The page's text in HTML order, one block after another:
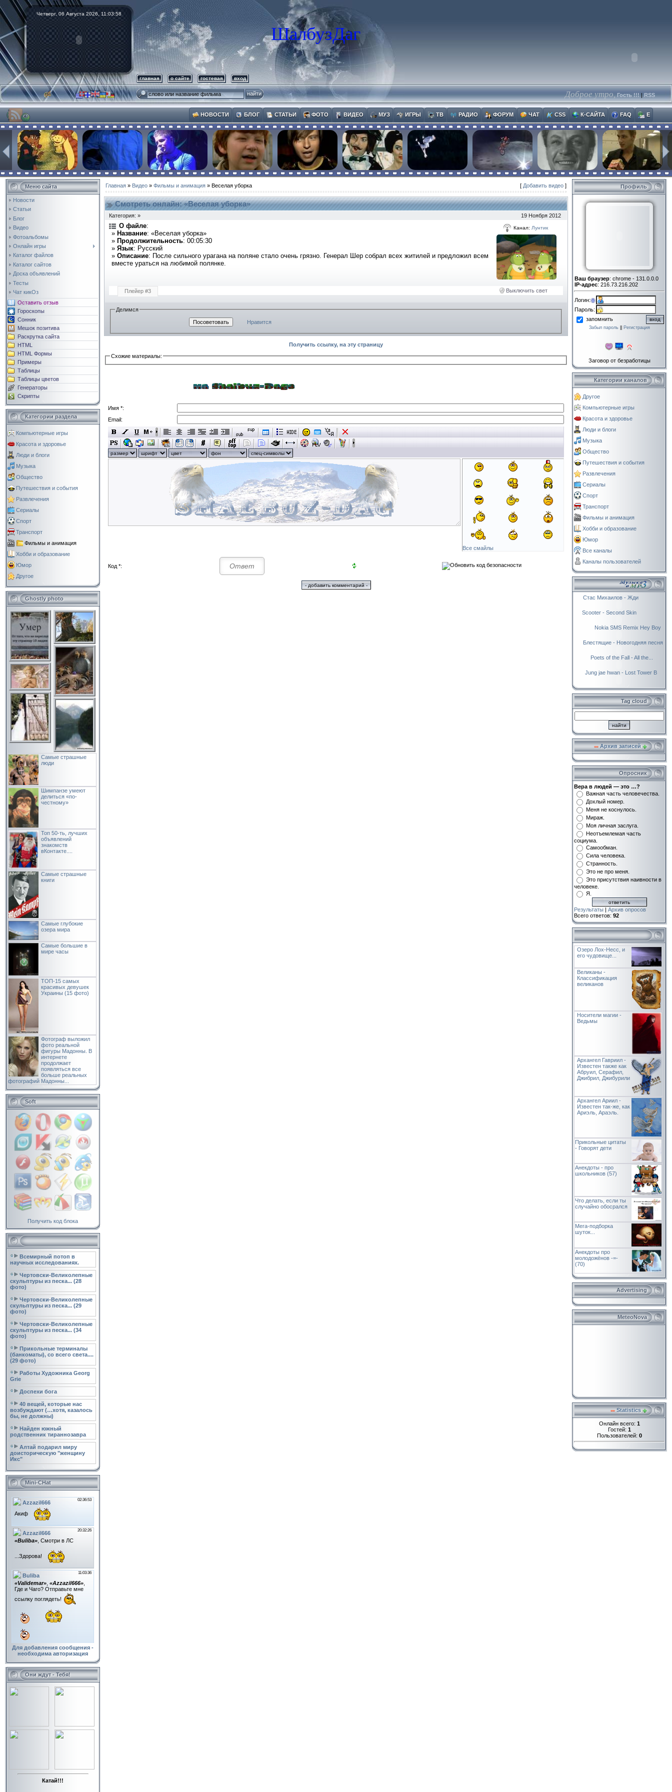
Четверг, 06 Августа 2026, 11:03:59
ШалбузДаг
главная о сайте гостевая вход
Доброе утро, Гость !!! | RSS
НОВОСТИ БЛОГ СТАТЬИ ФОТО ВИДЕО МУЗ ИГРЫ ТВ РАДИО ФОРУМ ЧАТ CSS К-САЙТА FAQ E
Меню сайта
Новости
Статьи
Блог
Видео
Фотоальбомы
Онлайн игры
Каталог файлов
Каталог сайтов
Доска объявлений
Тесты
Чат кикОз
Оставить отзыв
Гороскопы
Сонник
Мешок позитива
Раскрутка сайта
HTML
HTML Формы
Примеры
Таблицы
Таблицы цветов
Генераторы
Скрипты
Категории раздела
Компьютерные игры
Красота и здоровье
Люди и блоги
Музыка
Общество
Путешествия и события
Развлечения
Сериалы
Спорт
Транспорт
Фильмы и анимация
Хобби и образование
Юмор
Другое
Ghostly photo
Самые страшные
люди
Шимпанзе умеют
делиться «по-
честному»
Топ 50-ть, лучших
объявлений
знакомств
вКонтакте....
Самые страшные
книги
Самые глубокие
озера мира
Самые большие в
мире часы
ТОП-15 самых
красивых девушек
Украины (15 фото)
Фотограф выложил
фото реальной
фигуры Мадонны. В
интернете
продолжает
появляться все
больше реальных
фотографий Мадонны...
Soft
Получить код блока
Всемирный потоп в
научных исследованиях.
Чертовски-Великолепные
скульптуры из песка... (28
фото)
Чертовски-Великолепные
скульптуры из песка... (29
фото)
Чертовски-Великолепные
скульптуры из песка... (34
фото)
Прикольные терминалы
(банкоматы), со всего света....
(29 фото)
Работы Художника Georg
Grie
Доспехи бога
40 вещей, которые нас
возбуждают (…хотя, казалось
бы, не должны)
Найден южный
родственник тираннозавра
Алтай подарил миру
доисторическую "женщину
Икс"
Mini-CHat
Для добавления сообщения -
необходима авторизация
Они ждут - Тебя!
Катай!!!
[ Добавить видео ]
Главная » Видео » Фильмы и анимация » Веселая уборка
Смотреть онлайн: «Веселая уборка»
19 Ноября 2012
Категория: »
Канал: Лунтик
О файле:
» Название: «Веселая уборка»
» Продолжительность: 00:05:30
» Язык: Русский
» Описание: После сильного урагана на поляне стало очень грязно. Генерал Шер собрал всех житилей и предложил всем
вместе ураться на любимой полянке.
Плейер #3 Выключить свет
Делимся
Нравится
Получить ссылку, на эту страницу
Схожие материалы:
Имя *:
Email:
Все смайлы
Код *:
Профиль
Ваш браузер: chrome - 131.0.0.0
IP-адрес: 216.73.216.202
Логин:
Пароль:
запомнить
Забыл пароль|| Регистрация
Заговор от безработицы
Категории каналов
Другое
Компьютерные игры
Красота и здоровье
Люди и блоги
Музыка
Общество
Путешествия и события
Развлечения
Сериалы
Спорт
Транспорт
Фильмы и анимация
Хобби и образование
Юмор
Все каналы
Каналы пользователей
Стас Михаилов - Жди
Scooter - Second Skin
Nokia SMS Remix Hey Boy
Блестящие - Новогодняя песня
Poets of the Fall - All the...
Jung jae hwan - Lost Tower B
Tag cloud
Архив записей
Опросник
Вера в людей — это …?
Важная часть человечества.
Дохлый номер.
Меня не коснулось.
Мираж.
Моя личная заслуга.
Неотъемлемая часть
социума.
Самообман.
Сила человека.
Странность.
Это не про меня.
Это присутствия наивности в
человеке.
Я.
Результаты | Архив опросов
Всего ответов: 92
Озеро Лох-Несс, и
его чудовище...
Великаны -
Классификация
великанов
Носители магии -
Ведьмы
Архангел Гавриил -
Известен также как
Абруил, Серафил,
Джибрил, Джибурили
Архангел Ариил -
Известен так-же, как
Ариэль, Араэль.
Прикольные цитаты
- Говорят дети
Анекдоты - про
школьников (57)
Что делать, если ты
случайно обосрался
Мега-подборка
шуток...
Анекдоты про
молодожёнов -=-
(70)
Advertising
MeteoNova
Statistics
Онлайн всего: 1
Гостей: 1
Пользователей: 0